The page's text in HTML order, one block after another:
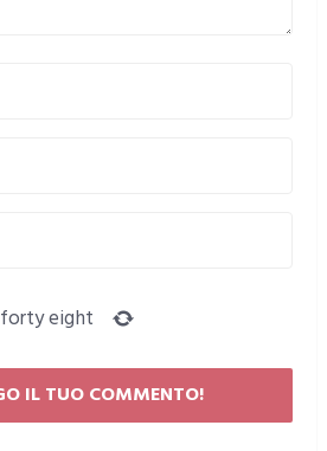
forty eight